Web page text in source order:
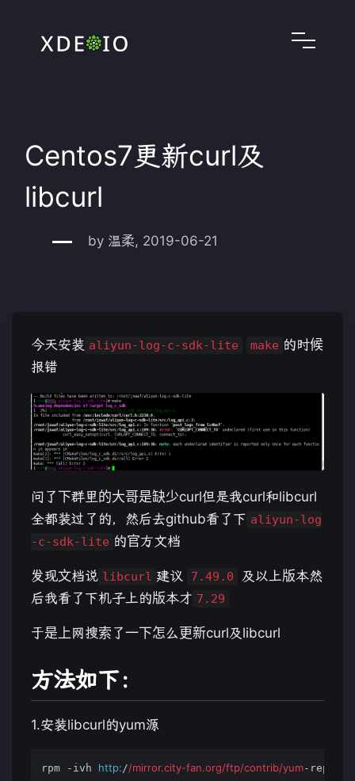
Centos7更新curl及
libcurl
by 温柔, 2019-06-21
今天安装 aliyun-log-c-sdk-lite make 的时候
报错
问了下群里的大哥是缺少curl但是我curl和libcurl
全都装过了的，然后去github看了下 aliyun-log
-c-sdk-lite 的官方文档
发现文档说 libcurl 建议 7.49.0
及以上版本然
后我看了下机子上的版本才 7.29
于是上网搜索了一下怎么更新curl及libcurl
方法如下：
1.安装libcurl的yum源
rpm -ivh http: //mirror.city-fan.org/ftp/contrib/yum-repo/